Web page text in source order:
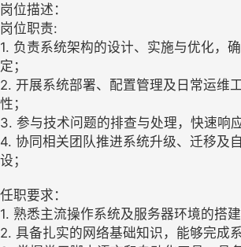
岗位描述：
岗位职责:
1. 负责系统架构的设计、实施与优化，
定；
2. 开展系统部署、配置管理及日常运维
性；
3. 参与技术问题的排查与处理，快速响
4. 协同相关团队推进系统升级、迁移及
设；
任职要求：
1. 熟悉主流操作系统及服务器环境的搭建
2. 具备扎实的网络基础知识，能够完成